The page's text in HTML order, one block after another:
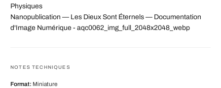
Physiques
Nanopublication — Les Dieux Sont Éternels — Documentation
d'Image Numérique - aqc0062_img_full_2048x2048_webp
NOTES TECHNIQUES
Format: Miniature